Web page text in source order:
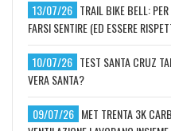
13/07/26 TRAIL BIKE BELL:
FARSI SENTIRE (ED ESSERE
10/07/26 TEST SANTA CRUZ
VERA SANTA?
09/07/26 MET TRENTA 3K